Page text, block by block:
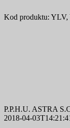
Kod produktu:
P.P.H.U. ASTRA
2018-04-